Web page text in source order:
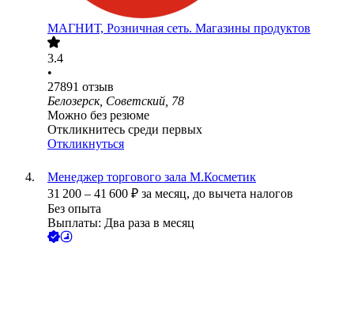
МАГНИТ, Розничная сеть. Магазины продуктов
3.4
•
27891 отзыв
Белозерск, Советский, 78
Можно без резюме
Откликнитесь среди первых
Откликнуться
Менеджер торгового зала М.Косметик
31 200 – 41 600 ₽ за месяц, до вычета налогов
Без опыта
Выплаты: Два раза в месяц